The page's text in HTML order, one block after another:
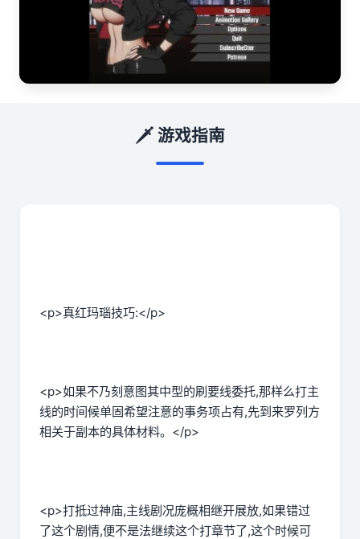
🗡️ 游戏指南
<p>真红玛瑙技巧:</p>
<p>如果不乃刻意图其中型的刷要线委托,那样么打主
线的时间候单固希望注意的事务项占有,先到来罗列方
相关于副本的具体材料。</p>
<p>打抵过神庙,主线剧况庞概相继开展放,如果错过
了这个剧情,便不是法继续这个打章节了,这个时候可